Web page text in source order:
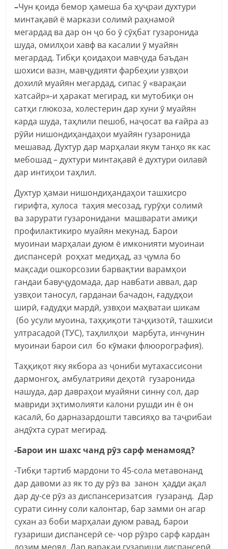
–Чун қоида бемор ҳамеша ба ҳуҷраи духтури
минтақавӣ ё маркази солимӣ раҳнамоӣ
мегардад ва дар он ҷо бо ӯ сӯҳбат гузаронида
шуда, омилҳои хавф ва касалии ӯ муайян
мегардад. Тибқи қоидаҳои мавҷуда баъдан
шохиси вазн, мавҷудияти фарбеҳии узвҳои
дохилӣ муайян мегардад, сипас ӯ «варақаи
хатсайр»-и ҳаракат мегирад, ки мутобиқи он
сатҳи глюкоза, холестерин дар хуни ӯ муайян
карда шуда, таҳлили пешоб, наҷосат ва ғайра аз
рӯйи нишондиҳандаҳои муайян гузаронида
мешавад. Духтур дар марҳалаи якум танҳо як кас
мебошад – духтури минтақавӣ ё духтури оилавӣ
дар интиҳои таҳлил.
Духтур ҳамаи нишондиҳандаҳои ташхисро
гирифта, хулоса таҳия месозад, гурӯҳи солимӣ
ва зарурати гузаронидани машварати амиқи
профилактикиро муайян мекунад. Барои
муоинаи марҳалаи дуюм ё имконияти муоинаи
диспансерӣ роҳхат медиҳад, аз ҷумла бо
мақсади ошкорсозии барвақтии варамҳои
гандаи бавуҷудомада, дар навбати аввал, дар
узвҳои таносул, гарданаи бачадон, ғадудҳои
ширӣ, ғадудҳи мардӣ, узвҳои маҳватаи шикам
(бо усули муоина, таҳқиқоти таҷҳизотӣ, ташхиси
ултрасадоӣ (ТУС), таҳлилҳои марбута, инчунин
муоинаи барои сил бо кӯмаки флюорография).
Таҳқиқот яку якбора аз ҷониби мутахассисони
дармонгоҳ, амбулатрияи деҳотӣ гузаронида
нашуда, дар давраҳои муайяни синну сол, дар
мавриди эҳтимолияти калони рушди ин ё он
касалӣ, бо дарназардошти тавсияҳо ва таҷрибаи
андӯхта сурат мегирад.
-Барои ин шахс чанд рӯз сарф менамояд?
-Тибқи тартиб мардони то 45-сола метавонанд
дар давоми аз як то ду рӯз ва занон ҳадди ақал
дар ду-се рӯз аз диспансеризатсия гузаранд.­­­­­­­­­­ Дар
сурати синну соли калонтар, бар замми он агар
сухан аз боби марҳалаи дуюм равад, барои
гузариши диспансерӣ се- чор рӯзро сарф кардан